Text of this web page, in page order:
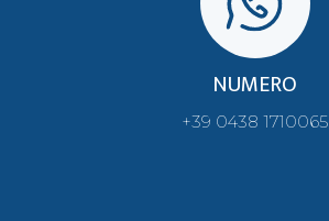
NUMERO
+39 0438 1710065